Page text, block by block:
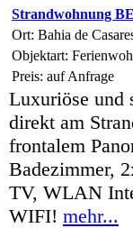
Strandwohnung
Ort: Bahia de
Objektart:
Preis: auf Anfrage
Luxuriöse und
direkt am
frontalem
Badezimmer,
TV, WLAN
WIFI! mehr...